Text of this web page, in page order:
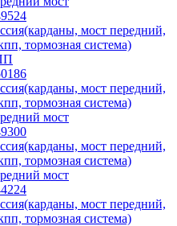
мост передний,
тормозная система)
мост передний,
тормозная система)
мост
мост передний,
тормозная система)
мост
мост передний,
тормозная система)